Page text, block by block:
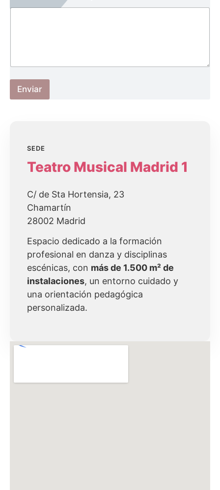
i
e
Enviar
SEDE
Teatro Musical Madrid 1
C/ de Sta Hortensia, 23
Chamartín
28002 Madrid
Espacio dedicado a la formación
profesional en danza y disciplinas
escénicas, con más de 1.500 m² de
instalaciones, un entorno cuidado y
una orientación pedagógica
personalizada.